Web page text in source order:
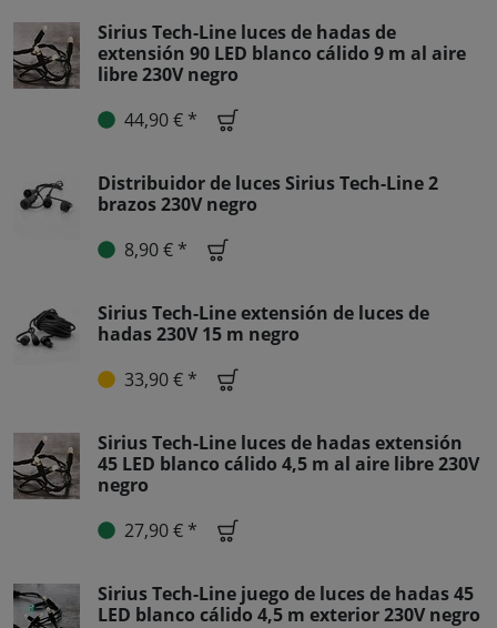
Sirius Tech-Line luces de hadas de
extensión 90 LED blanco cálido 9 m al aire
libre 230V negro
44,90 € *
Distribuidor de luces Sirius Tech-Line 2
brazos 230V negro
8,90 € *
Sirius Tech-Line extensión de luces de
hadas 230V 15 m negro
33,90 € *
Sirius Tech-Line luces de hadas extensión
45 LED blanco cálido 4,5 m al aire libre 230V
negro
27,90 € *
Sirius Tech-Line juego de luces de hadas 45
LED blanco cálido 4,5 m exterior 230V negro